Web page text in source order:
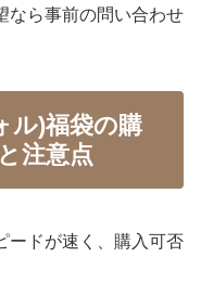
なら事前の問い合わせ
ル)福袋の購
注意点
ードが速く、購入可否